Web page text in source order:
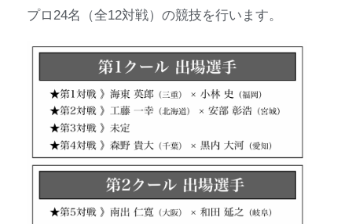
プロ24名（全12対戦）の競技を行います。